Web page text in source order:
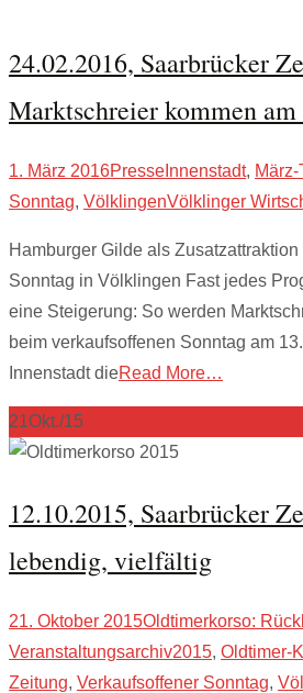
24.02.2016, Saarbrücker
Marktschreier kommen
1. März 2016Presse Innenstadt, März-
Sonntag, VölklingenVölklinger
Hamburger Gilde als
Sonntag in Völklingen Fast jedes
eine Steigerung: So werden
beim verkaufsoffenen Sonntag am
Innenstadt dieRead More…
21Okt./15
12.10.2015, Saarbrücker
lebendig, vielfältig
21. Oktober 2015Oldtimerkorso:
Veranstaltungsarchiv2015, Oldtimer-
Zeitung, Verkaufsoffener Sonntag,